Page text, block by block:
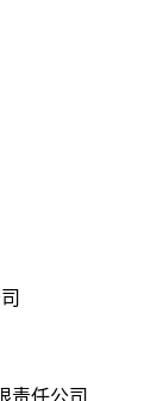
责任公司